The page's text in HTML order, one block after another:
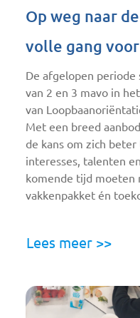
Op weg naar
volle gang
De afgelopen
van 2 en 3 mavo in
van
Met een breed
de kans om zich
interesses, talenten
komende tijd moeten
vakkenpakket én
Lees meer >>